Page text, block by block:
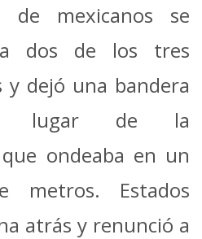
de mexicanos se
dos de los tres
y dejó una bandera
lugar de la
ondeaba en un
metros. Estados
atrás y renunció a